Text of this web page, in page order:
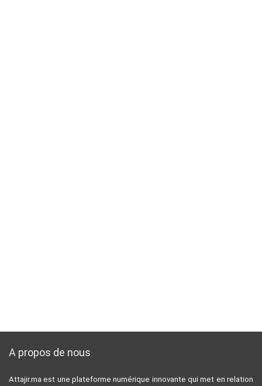
A propos de nous
Attajir.ma est une plateforme numérique innovante qui met en relation